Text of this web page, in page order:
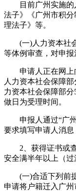
目前广州实施的
法子》《广州市积
理法子》等。
(一)人力资本社会
等体例审查，对申报
申请人正在网上
人力资本社会保障
力资本社会保障部
做日为受理时间。
申报人通过“广州
要求填写申请人消息
2、获得证书或查
安全满半年以上（过
(一)合适下列前提
申请将户籍迁入广州